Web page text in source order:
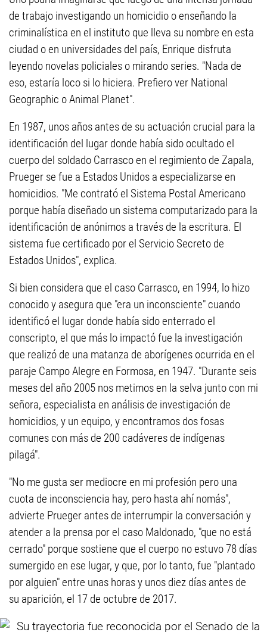
de trabajo investigando un homicidio o enseñando la
criminalística en el instituto que lleva su nombre en esta
ciudad o en universidades del país, Enrique disfruta
leyendo novelas policiales o mirando series. "Nada de
eso, estaría loco si lo hiciera. Prefiero ver National
Geographic o Animal Planet".
En 1987, unos años antes de su actuación crucial para la
identificación del lugar donde había sido ocultado el
cuerpo del soldado Carrasco en el regimiento de Zapala,
Prueger se fue a Estados Unidos a especializarse en
homicidios. "Me contrató el Sistema Postal Americano
porque había diseñado un sistema computarizado para la
identificación de anónimos a través de la escritura. El
sistema fue certificado por el Servicio Secreto de
Estados Unidos", explica.
Si bien considera que el caso Carrasco, en 1994, lo hizo
conocido y asegura que "era un inconsciente" cuando
identificó el lugar donde había sido enterrado el
conscripto, el que más lo impactó fue la investigación
que realizó de una matanza de aborígenes ocurrida en el
paraje Campo Alegre en Formosa, en 1947. "Durante seis
meses del año 2005 nos metimos en la selva junto con mi
señora, especialista en análisis de investigación de
homicidios, y un equipo, y encontramos dos fosas
comunes con más de 200 cadáveres de indígenas
pilagá".
"No me gusta ser mediocre en mi profesión pero una
cuota de inconsciencia hay, pero hasta ahí nomás",
advierte Prueger antes de interrumpir la conversación y
atender a la prensa por el caso Maldonado, "que no está
cerrado" porque sostiene que el cuerpo no estuvo 78 días
sumergido en ese lugar, y que, por lo tanto, fue "plantado
por alguien" entre unas horas y unos diez días antes de
su aparición, el 17 de octubre de 2017.